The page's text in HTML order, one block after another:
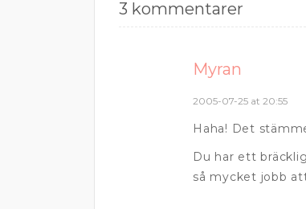
3 kommentarer
Myran
2005-07-25 at 20:55
Haha! Det
Du har ett
så mycket jobb